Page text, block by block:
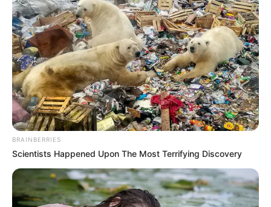
PRIX MARSIK PRONOSTIC
QUINTE PMU 09-06-2023
BRAINBERRIES
Scientists Happened Upon The Most Terrifying Discovery